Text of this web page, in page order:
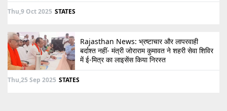
Thu,9 Oct 2025 STATES
Rajasthan News: भ्रष्टाचार और लापरवाही
बर्दाश्त नहीं- मंत्री जोराराम कुमावत ने शहरी सेवा शिविर
में ई-मित्र का लाइसेंस किया निरस्त
Thu,25 Sep 2025 STATES